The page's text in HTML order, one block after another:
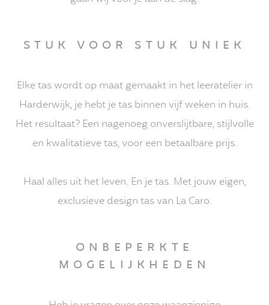
STUK VOOR STUK UNIEK
Elke tas wordt op maat gemaakt in het leeratelier in
Harderwijk, je hebt je tas binnen vijf weken in huis.
Het resultaat? Een nagenoeg onverslijtbare, stijlvolle
en kwalitatieve tas, voor een betaalbare prijs.
Haal alles uit het leven. En je tas. Met jouw eigen,
exclusieve design tas van La Caro.
ONBEPERKTE
MOGELIJKHEDEN